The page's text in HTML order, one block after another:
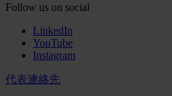
Follow us on social
LinkedIn
YouTube
Instagram
代表連絡先